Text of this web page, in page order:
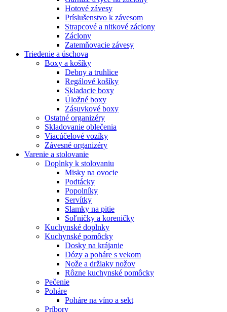
Hotové závesy
Príslušenstvo k závesom
Strapcové a nitkové záclony
Záclony
Zatemňovacie závesy
Triedenie a úschova
Boxy a košíky
Debny a truhlice
Regálové košíky
Skladacie boxy
Úložné boxy
Zásuvkové boxy
Ostatné organizéry
Skladovanie oblečenia
Viacúčelové vozíky
Závesné organizéry
Varenie a stolovanie
Doplnky k stolovaniu
Misky na ovocie
Podtácky
Popolníky
Servítky
Slamky na pitie
Soľničky a koreničky
Kuchynské doplnky
Kuchynské pomôcky
Dosky na krájanie
Dózy a poháre s vekom
Nože a držiaky nožov
Rôzne kuchynské pomôcky
Pečenie
Poháre
Poháre na víno a sekt
Príbory